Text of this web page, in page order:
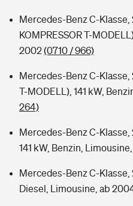
Mercedes-Benz C-Klasse,
KOMPRESSOR T-
2002(0710 / 966)
Mercedes-Benz C-Klasse,
T-MODELL), 141 kW,
264)
Mercedes-Benz C-Klasse,
141 kW, Benzin,
Mercedes-Benz C-Klasse,
Diesel, Limousine, ab